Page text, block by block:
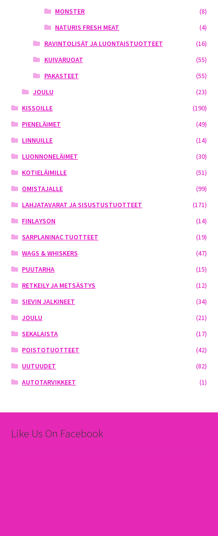
MONSTER
(8)
NATURIS FRESH MEAT
(4)
RAVINTOLISÄT JA LUONTAISTUOTTEET
(16)
KUIVARUOAT
(55)
PAKASTEET
(55)
JOULU
(23)
KISSOILLE
(190)
PIENELÄIMET
(49)
LINNUILLE
(14)
LUONNONELÄIMET
(30)
KOTIELÄIMILLE
(51)
OMISTAJALLE
(99)
LAHJATAVARAT JA SISUSTUSTUOTTEET
(171)
FINLAYSON
(14)
SARPLANINAC TUOTTEET
(19)
WAGS & WHISKERS
(47)
PUUTARHA
(15)
RETKEILY JA METSÄSTYS
(12)
SIEVIN JALKINEET
(34)
JOULU
(21)
SEKALAISTA
(17)
POISTOTUOTTEET
(42)
UUTUUDET
(82)
AUTOTARVIKKEET
(1)
Like Us On Facebook